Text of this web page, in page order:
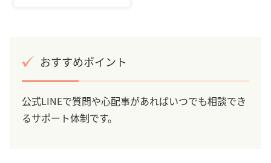
おすすめポイント
公式LINEで質問や心配事があればいつでも相談でき
るサポート体制です。